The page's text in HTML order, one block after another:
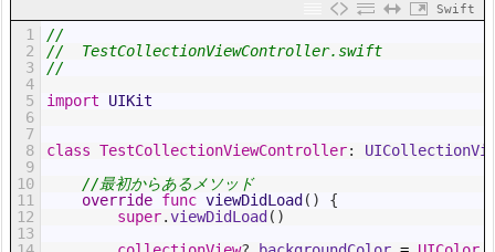
Swift
1
2
3
4
5
6
7
8
9
10
11
12
13
//
//  TestCollectionViewController.swift
//
import
UIKit
class TestCollectionViewController:
//最初からあるメソッド
override func viewDidLoad ( )
{
super.viewDidLoad ( )